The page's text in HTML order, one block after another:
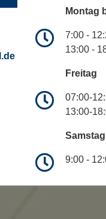
Montag
7:00 -
13:00 -
Freitag
07:00-
13:00-
Samstag
9:00 -